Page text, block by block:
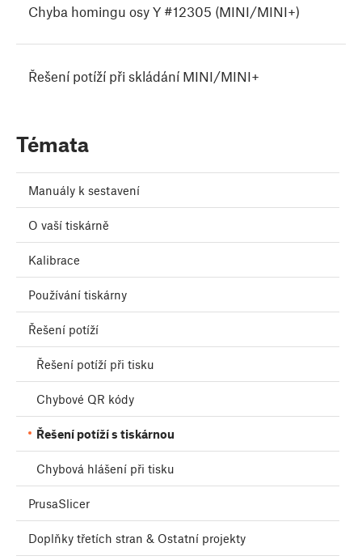
Chyba homingu osy Y #12305 (MINI/MINI+)
Řešení potíží při skládání MINI/MINI+
Témata
Manuály k sestavení
O vaší tiskárně
Kalibrace
Používání tiskárny
Řešení potíží
Řešení potíží při tisku
Chybové QR kódy
Řešení potíží s tiskárnou
Chybová hlášení při tisku
PrusaSlicer
Doplňky třetích stran & Ostatní projekty